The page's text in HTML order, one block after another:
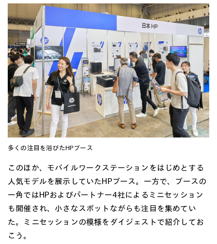
多くの注目を浴びたHPブース
このほか、モバイルワークステーションをはじめとする
人気モデルを展示していたHPブース。一方で、ブースの
一角ではHPおよびパートナー4社によるミニセッション
も開催され、小さなスポットながらも注目を集めてい
た。ミニセッションの模様をダイジェストで紹介してお
こう。